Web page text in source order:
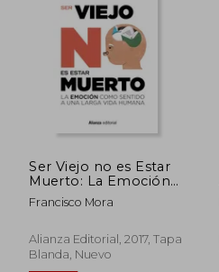
45%
dcto.
$ 45.24
Ser Viejo no es Estar
Muerto: La Emoción
Como Sentido a una
Larga Vida
Francisco Mora
Alianza Editorial, 2017, Tapa
Blanda, Nuevo